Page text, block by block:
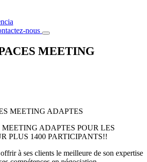
nous
MEETING
MEETING ADAPTES POUR LES
PLUS 1400 PARTICIPANTS!!
à ses clients le meilleure de son expertise